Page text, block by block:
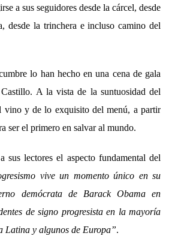
a sus seguidores desde la cárcel, desde
desde la trinchera e incluso camino del
lo han hecho en una cena de gala
A la vista de la suntuosidad del
vino y de lo exquisito del menú, a partir
ser el primero en salvar al mundo.
sus lectores el aspecto fundamental del
vive un momento único en su
demócrata de Barack Obama en
de signo progresista en la mayoría
Latina y algunos de Europa”.